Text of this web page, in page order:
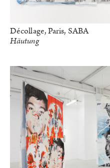
Décollage, Paris, SABA
Häutung